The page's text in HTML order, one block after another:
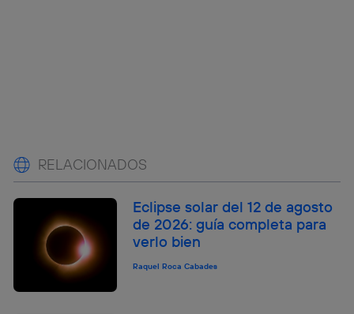
RELACIONADOS
Eclipse solar del 12 de agosto
de 2026: guía completa para
verlo bien
Raquel Roca Cabades